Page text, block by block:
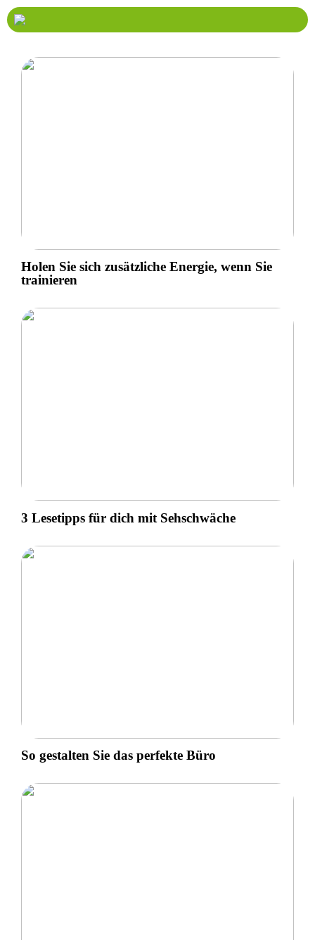
Holen Sie sich zusätzliche Energie, wenn Sie
trainieren
3 Lesetipps für dich mit Sehschwäche
So gestalten Sie das perfekte Büro